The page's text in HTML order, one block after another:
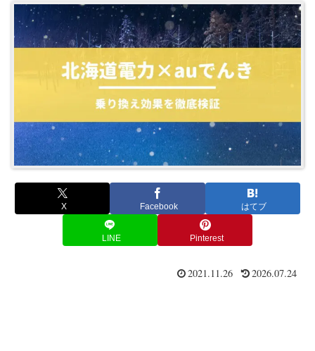
X Facebook はてブ
LINE Pinterest
2021.11.26 2026.07.24